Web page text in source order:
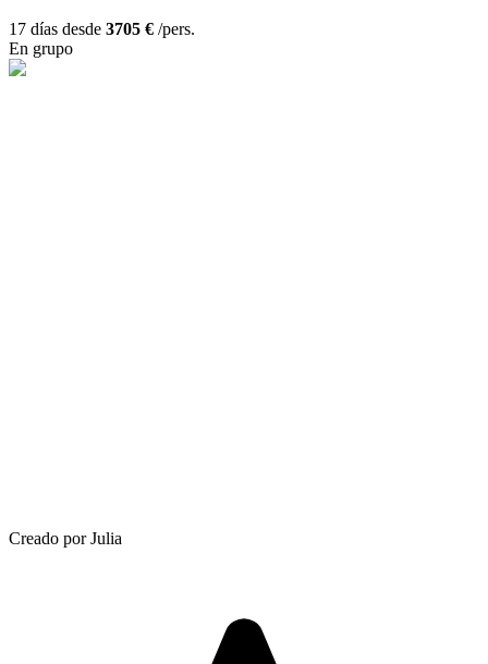
17 días desde 3705 € /pers.
En grupo
Creado por Julia